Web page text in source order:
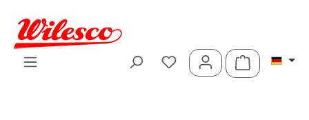
Zum Hauptinhalt springen